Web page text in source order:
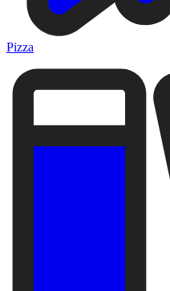
Pizza